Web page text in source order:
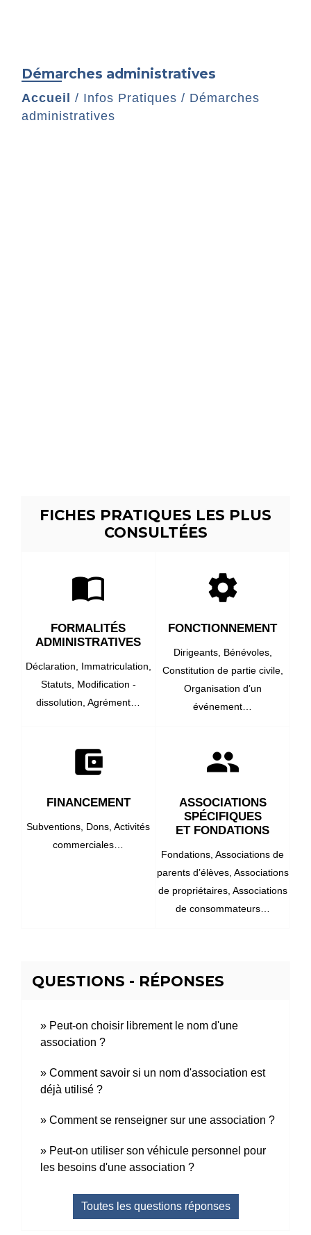
Démarches administratives
Accueil / Infos Pratiques / Démarches
administratives
FICHES PRATIQUES LES PLUS
CONSULTÉES
import_contacts
FORMALITÉS
ADMINISTRATIVES
Déclaration, Immatriculation,
Statuts, Modification -
dissolution,Agrément…
settings
FONCTIONNEMENT
Dirigeants, Bénévoles,
Constitution de partie civile,
Organisation d’un
événement…
account_balance_wallet
FINANCEMENT
Subventions, Dons,Activités
commerciales…
group
ASSOCIATIONS
SPÉCIFIQUES
ET FONDATIONS
Fondations,Associations de
parents d’élèves, Associations
de propriétaires, Associations
de consommateurs…
QUESTIONS - RÉPONSES
Peut-on choisir librement le nom d'une
association ?
Comment savoir si un nom d'association est
déjà utilisé ?
Comment se renseigner sur une association ?
Peut-on utiliser son véhicule personnel pour
les besoins d'une association ?
Toutes les questions réponses